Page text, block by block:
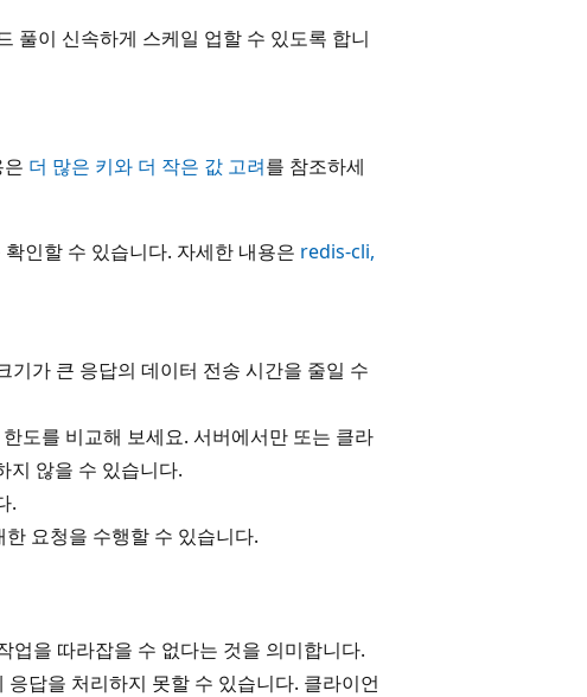
풀이 신속하게 스케일 업할 수 있도록 합니
더 많은 키와 더 작은 값 고려를 참조하세
인할 수 있습니다. 자세한 내용은 redis-cli,
가 큰 응답의 데이터 전송 시간을 줄일 수
도를 비교해 보세요. 서버에서만 또는 클라
지 않을 수 있습니다.
.
요청을 수행할 수 있습니다.
업을 따라잡을 수 없다는 것을 의미합니다.
답을 처리하지 못할 수 있습니다. 클라이언